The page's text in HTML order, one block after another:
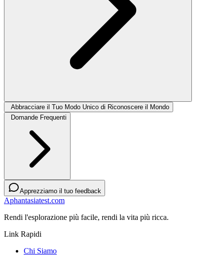
Abbracciare il Tuo Modo Unico di Riconoscere il Mondo
Domande Frequenti
Apprezziamo il tuo feedback
Aphantasiatest.com
Rendi l'esplorazione più facile, rendi la vita più ricca.
Link Rapidi
Chi Siamo